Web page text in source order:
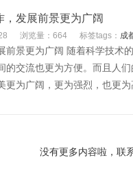
，发展前景更为广阔
浏览量：664 标签tags： 成
前景更为广阔 随着科学技术
的交流也更为方便。而且人
更为广阔，更为强烈，也更为
没有更多内容啦，联